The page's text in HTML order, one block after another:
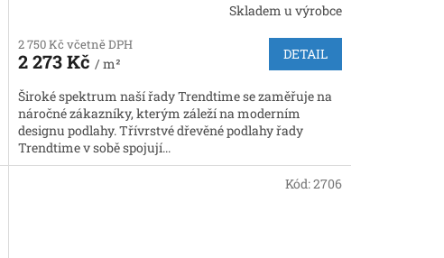
Skladem u výrobce
2 750 Kč včetně DPH
2 273 Kč / m²
DETAIL
Široké spektrum naší řady Trendtime se zaměřuje na
náročné zákazníky, kterým záleží na moderním
designu podlahy. Třívrstvé dřevěné podlahy řady
Trendtime v sobě spojují...
Kód:2706